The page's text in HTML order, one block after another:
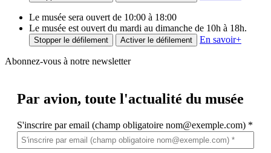
Le musée sera ouvert de 10:00 à 18:00
Le musée est ouvert du mardi au dimanche de 10h à 18h.
Stopper le défilement Activer le défilement En savoir+
Abonnez-vous à notre newsletter
Par avion, toute l'actualité du musée
S'inscrire par email (champ obligatoire nom@exemple.com) *